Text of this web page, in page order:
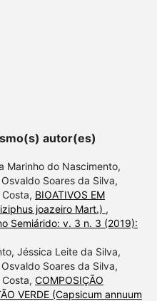
the cited claim, and
a label indicating in which
section the citation was
autor(es)
Marinho do Nascimento,
Soares da Silva,
BIOATIVOS EM
joazeiro Mart.) ,
Semiárido: v. 3 n. 3 (2019):
Jéssica Leite da Silva,
Soares da Silva,
COMPOSIÇÃO
VERDE (Capsicum annuum